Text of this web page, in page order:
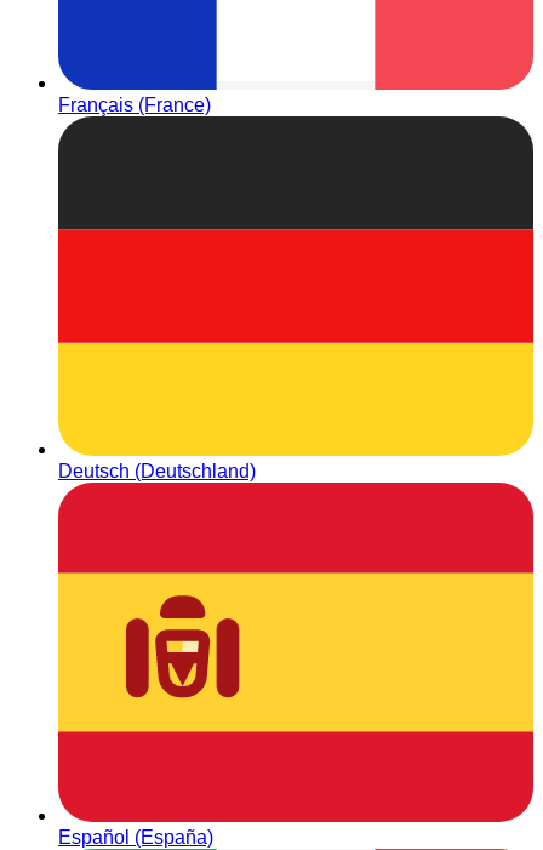
Français (France)
Deutsch (Deutschland)
Español (España)